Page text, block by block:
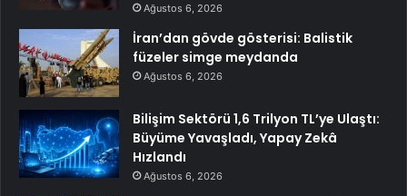
Ağustos 6, 2026
İran’dan gövde gösterisi: Balistik
füzeler simge meydanda
Ağustos 6, 2026
Bilişim Sektörü 1,6 Trilyon TL’ye Ulaştı:
Büyüme Yavaşladı, Yapay Zekâ
Hızlandı
Ağustos 6, 2026